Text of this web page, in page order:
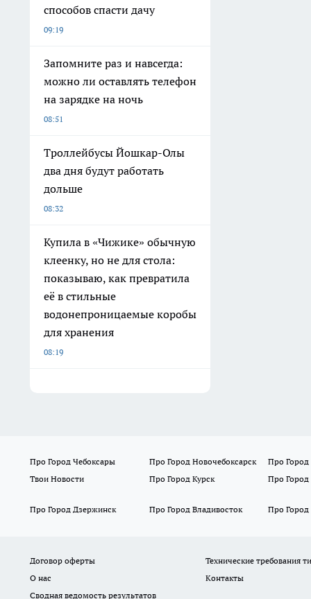
способов спасти дачу
09:19
Запомните раз и навсегда:
можно ли оставлять телефон
на зарядке на ночь
08:51
Троллейбусы Йошкар-Олы
два дня будут работать
дольше
08:32
Купила в «Чижике» обычную
клеенку, но не для стола:
показываю, как превратила
её в стильные
водонепроницаемые коробы
для хранения
08:19
Про Город Чебоксары Про Город Новочебоксарск
Про Город
Твои Новости
Про Город Курск Про
Про Город Дзержинск Про Город Владивосток Про Город
Договор оферты
Технические требования
О нас
Контакты
Сводная ведомость результатов